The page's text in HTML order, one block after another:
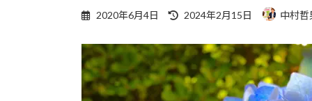
2020年6月4日
最
新
日
時
:
2024年2月15日 中村哲